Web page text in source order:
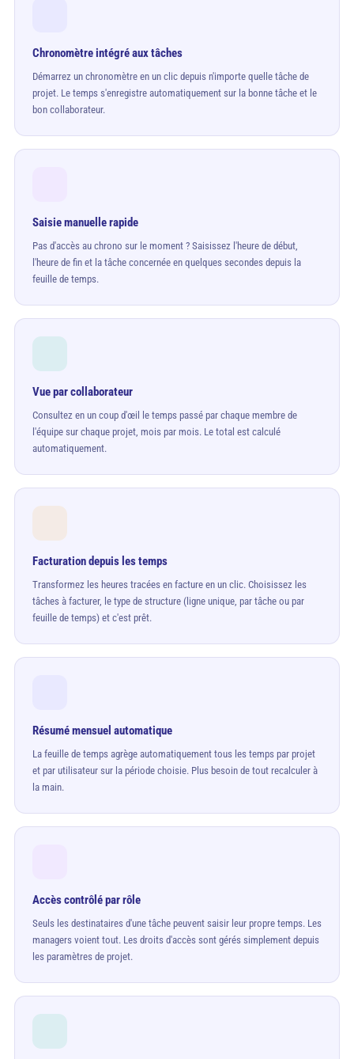
Chronomètre intégré aux tâches
Démarrez un chronomètre en un clic depuis n'importe quelle tâche de
projet. Le temps s'enregistre automatiquement sur la bonne tâche et le
bon collaborateur.
Saisie manuelle rapide
Pas d'accès au chrono sur le moment ? Saisissez l'heure de début,
l'heure de fin et la tâche concernée en quelques secondes depuis la
feuille de temps.
Vue par collaborateur
Consultez en un coup d'œil le temps passé par chaque membre de
l'équipe sur chaque projet, mois par mois. Le total est calculé
automatiquement.
Facturation depuis les temps
Transformez les heures tracées en facture en un clic. Choisissez les
tâches à facturer, le type de structure (ligne unique, par tâche ou par
feuille de temps) et c'est prêt.
Résumé mensuel automatique
La feuille de temps agrège automatiquement tous les temps par projet
et par utilisateur sur la période choisie. Plus besoin de tout recalculer à
la main.
Accès contrôlé par rôle
Seuls les destinataires d'une tâche peuvent saisir leur propre temps. Les
managers voient tout. Les droits d'accès sont gérés simplement depuis
les paramètres de projet.